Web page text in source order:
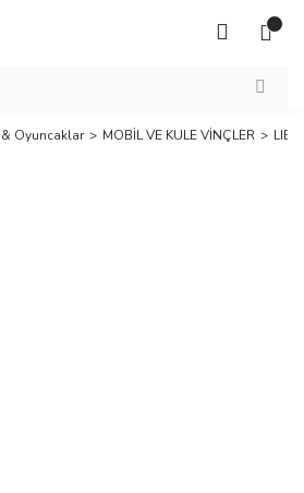
Oyuncaklar MOBİL VE KULE VİNÇLER